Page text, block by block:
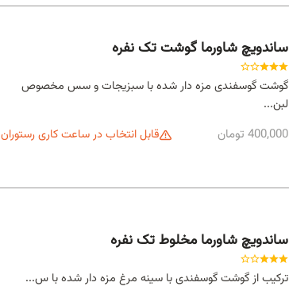
ساندویچ شاورما گوشت تک نفره
گوشت گوسفندی مزه دار شده با سبزیجات و سس مخصوص
لبن...
400,000 تومان
قابل انتخاب در ساعت کاری رستوران
ساندویچ شاورما مخلوط تک نفره
ترکیب از گوشت گوسفندی با سینه مرغ مزه دار شده با س...